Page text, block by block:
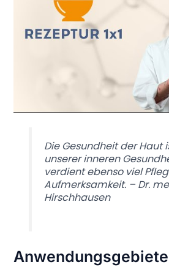
Die Gesundheit der Haut
unserer inneren
verdient ebenso viel
Aufmerksamkeit. – Dr.
Hirschhausen